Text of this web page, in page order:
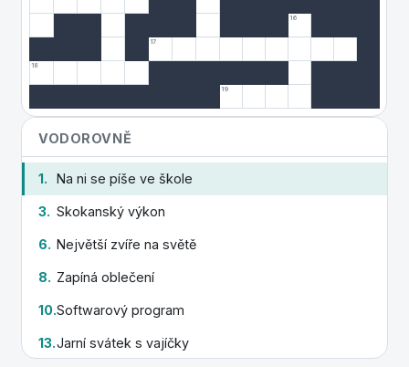
16
17
18
19
VODOROVNĚ
1. Na ni se píše ve škole
3. Skokanský výkon
6. Největší zvíře na světě
8. Zapíná oblečení
10.Softwarový program
13.Jarní svátek s vajíčky